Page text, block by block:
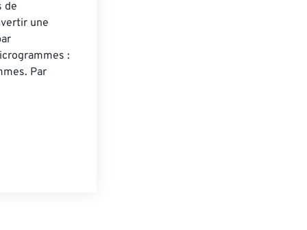
de
une
:
Par